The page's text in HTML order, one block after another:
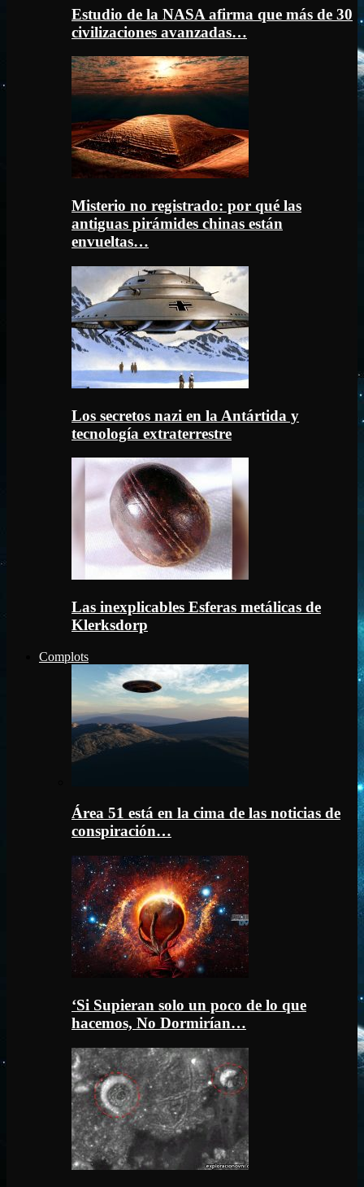
Estudio de la NASA afirma que más de 30
civilizaciones avanzadas…
Misterio no registrado: por qué las
antiguas pirámides chinas están
envueltas…
Los secretos nazi en la Antártida y
tecnología extraterrestre
Las inexplicables Esferas metálicas de
Klerksdorp
Complots
Área 51 está en la cima de las noticias de
conspiración…
‘Si Supieran solo un poco de lo que
hacemos, No Dormirían…